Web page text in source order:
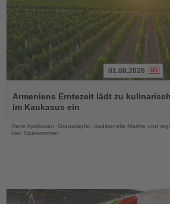
Sie
die
01.08.2026
Armeniens Erntezeit lädt zu
im Kaukasus ein
Reife Aprikosen, Granatäpfel, traditionelle Märkte und
den Spätsommer